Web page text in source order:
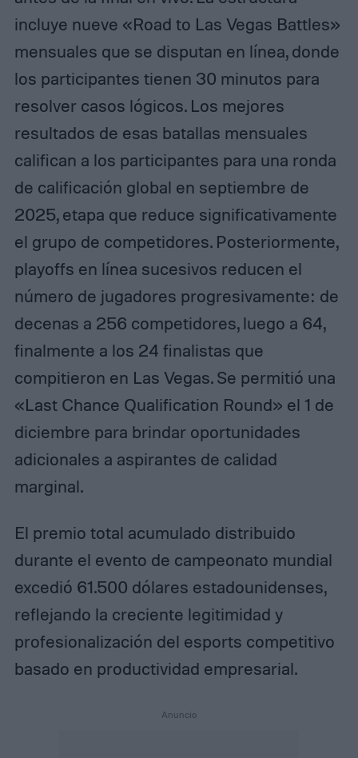
incluye nueve «Road to Las Vegas Battles»
mensuales que se disputan en línea, donde
los participantes tienen 30 minutos para
resolver casos lógicos. Los mejores
resultados de esas batallas mensuales
califican a los participantes para una ronda
de calificación global en septiembre de
2025, etapa que reduce significativamente
el grupo de competidores. Posteriormente,
playoffs en línea sucesivos reducen el
número de jugadores progresivamente: de
decenas a 256 competidores, luego a 64,
finalmente a los 24 finalistas que
compitieron en Las Vegas. Se permitió una
«Last Chance Qualification Round» el 1 de
diciembre para brindar oportunidades
adicionales a aspirantes de calidad
marginal.
El premio total acumulado distribuido
durante el evento de campeonato mundial
excedió 61.500 dólares estadounidenses,
reflejando la creciente legitimidad y
profesionalización del esports competitivo
basado en productividad empresarial. ​